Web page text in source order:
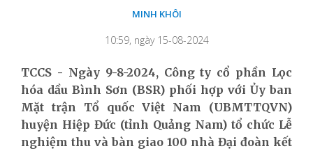
MINH KHÔI
10:59, ngày 15-08-2024
TCCS - Ngày 9-8-2024, Công ty cổ phần Lọc
hóa dầu Bình Sơn (BSR) phối hợp với Ủy ban
Mặt trận Tổ quốc Việt Nam (UBMTTQVN)
huyện Hiệp Đức (tỉnh Quảng Nam) tổ chức Lễ
nghiệm thu và bàn giao 100 nhà Đại đoàn kết